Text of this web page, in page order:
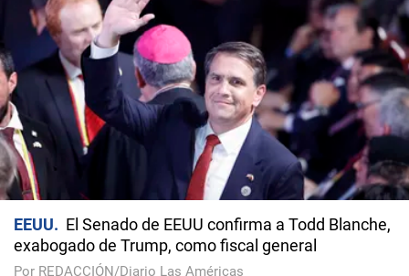
EEUU
El Senado de EEUU confirma a Todd Blanche,
exabogado de Trump, como fiscal general
Por REDACCIÓN/Diario Las Américas